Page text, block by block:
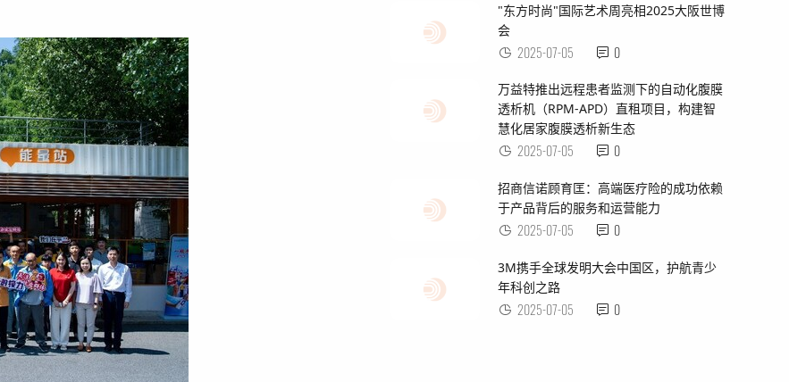
"东方时尚"国际艺术周亮相2025大阪世博
会
2025-07-05 0
万益特推出远程患者监测下的自动化腹膜
透析机（RPM-APD）直租项目，构建智
慧化居家腹膜透析新生态
2025-07-05 0
招商信诺顾育匡：高端医疗险的成功依赖
于产品背后的服务和运营能力
2025-07-05 0
3M携手全球发明大会中国区，护航青少
年科创之路
2025-07-05 0